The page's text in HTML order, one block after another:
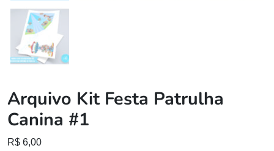
Arquivo Kit Festa Patrulha
Canina #1
R$ 6,00